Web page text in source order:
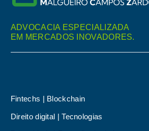
ADVOCACIA ESPECIALIZADA
EM MERCADOS INOVADORES.
Fintechs | Blockchain
Direito digital | Tecnologias